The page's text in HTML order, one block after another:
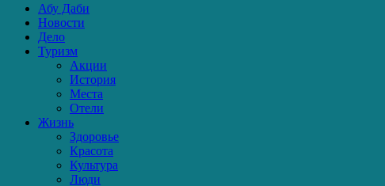
Абу Даби
Новости
Дело
Туризм
Акции
История
Места
Отели
Жизнь
Здоровье
Красота
Культура
Люди